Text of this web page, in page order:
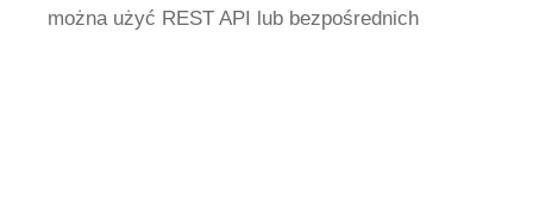
można użyć REST API lub bezpośrednich